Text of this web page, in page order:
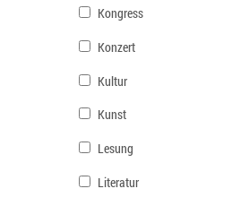
Kongress
Konzert
Kultur
Kunst
Lesung
Literatur